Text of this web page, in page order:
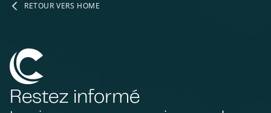
RETOUR VERS HOME
Restez informé